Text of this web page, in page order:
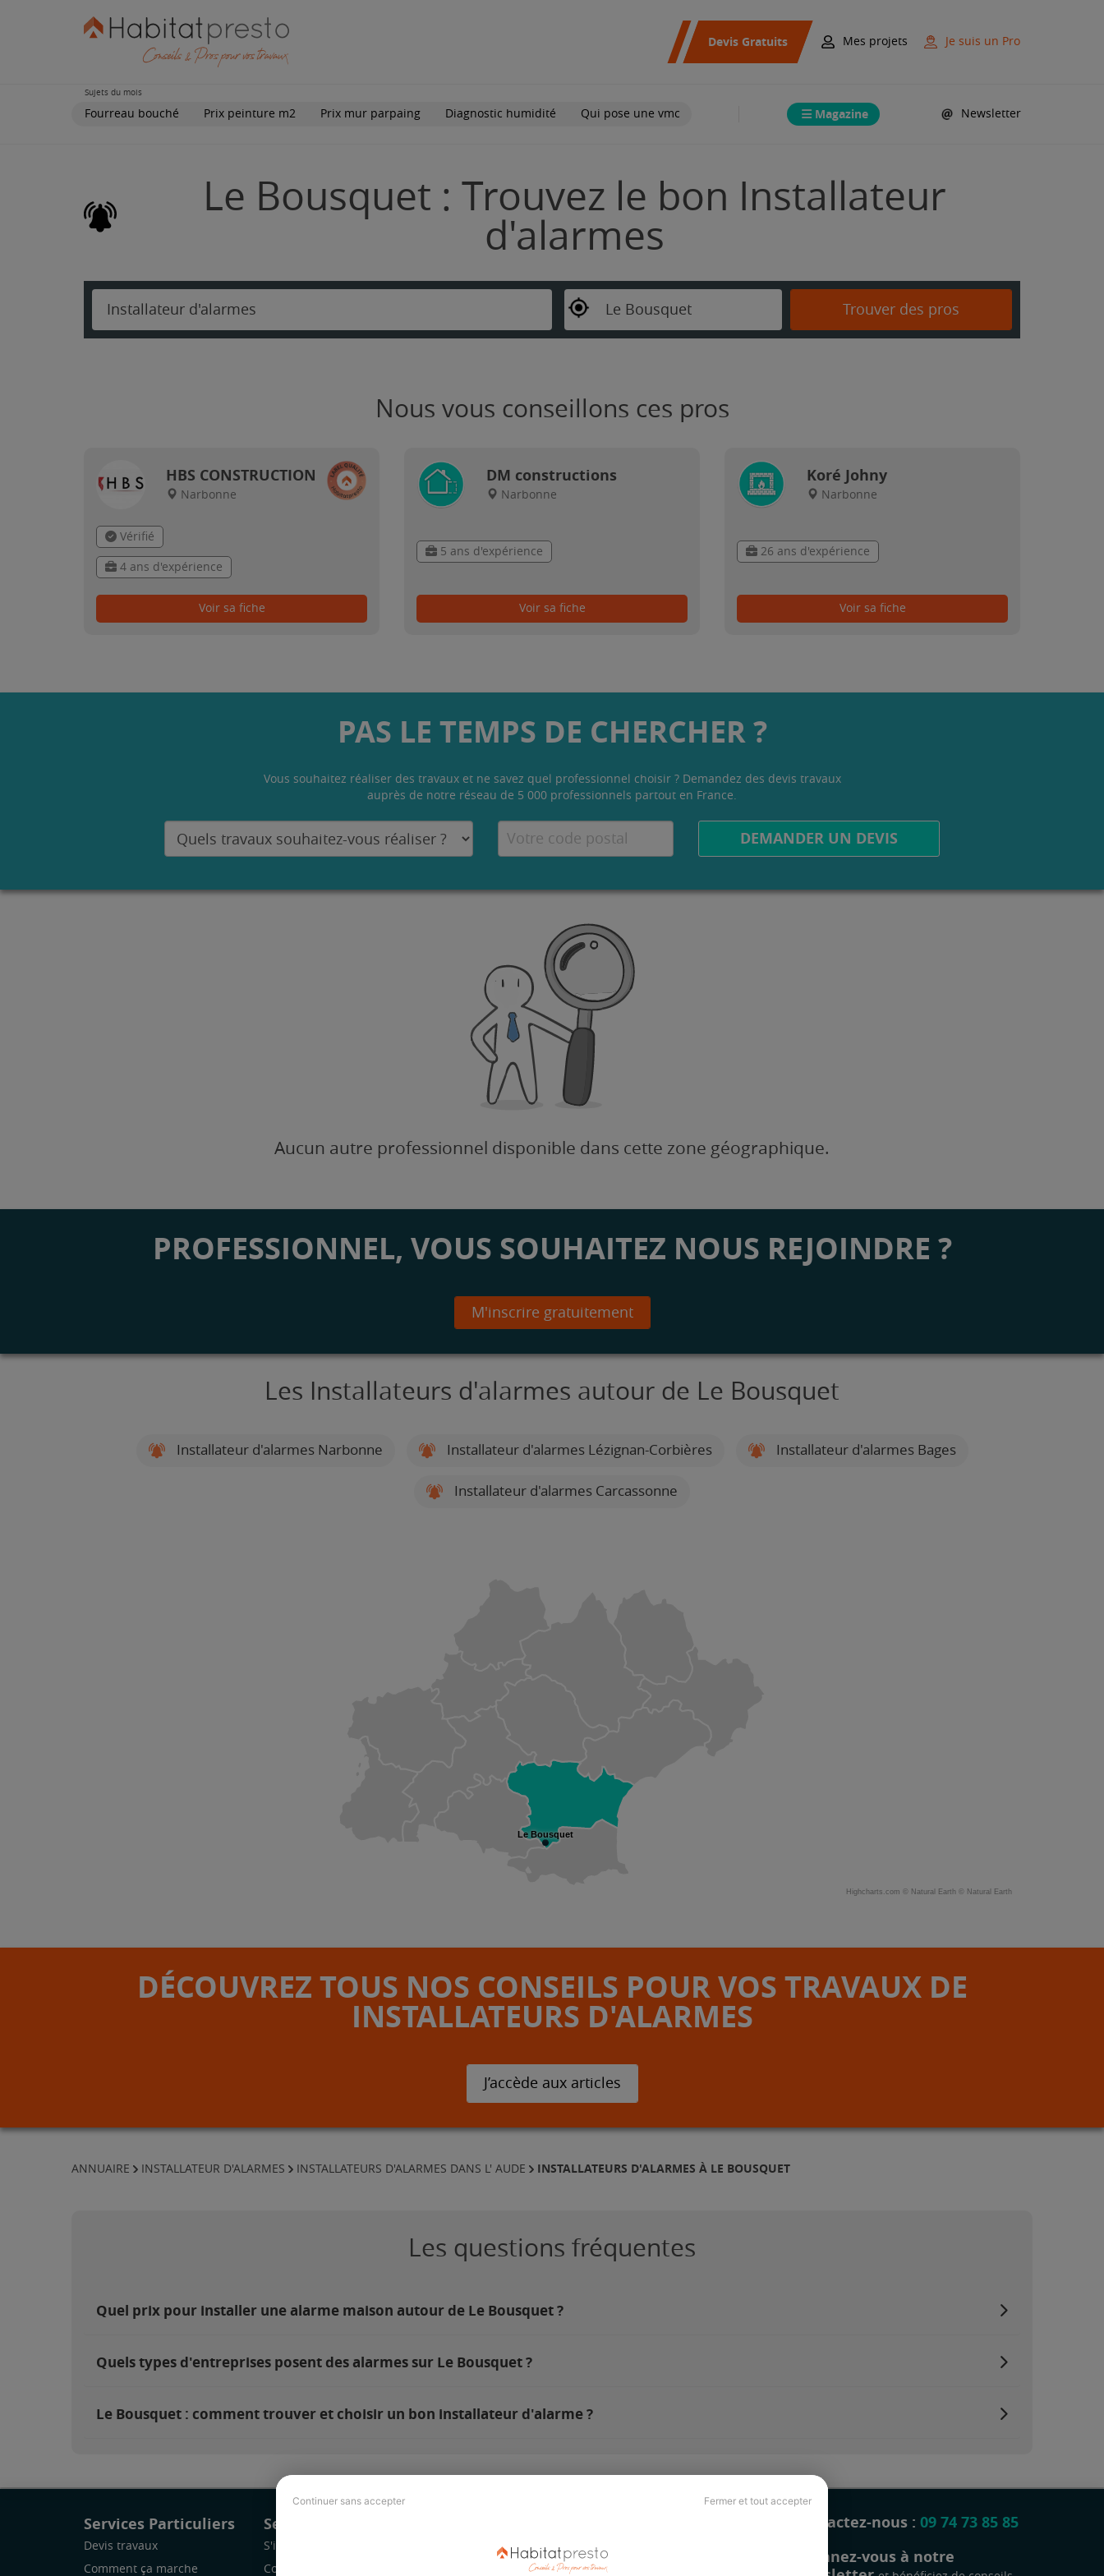
Continuer sans accepter Fermer et tout accepter
Devis Gratuits Mes projets Je suis un Pro
Sujets du mois
Fourreau bouché Prix peinture m2 Prix mur parpaing Diagnostic humidité Qui pose une vmc Magazine Newsletter
Le Bousquet : Trouvez le bon Installateur
d'alarmes
Installateur d'alarmes Le Bousquet Trouver des pros
Nous vous conseillons ces pros
HBS CONSTRUCTION
Narbonne
Vérifié
4 ans d'expérience
Voir sa fiche
DM constructions
Narbonne
5 ans d'expérience
Voir sa fiche
Koré Johny
Narbonne
26 ans d'expérience
Voir sa fiche
PAS LE TEMPS DE CHERCHER ?
Vous souhaitez réaliser des travaux et ne savez quel professionnel choisir ? Demandez des devis travaux
auprès de notre réseau de 5 000 professionnels partout en France.
DEMANDER UN DEVIS
Aucun autre professionnel disponible dans cette zone géographique.
PROFESSIONNEL, VOUS SOUHAITEZ NOUS REJOINDRE ?
M'inscrire gratuitement
Les Installateurs d'alarmes autour de Le Bousquet
Installateur d'alarmes Narbonne Installateur d'alarmes Lézignan-Corbières Installateur d'alarmes Bages
Installateur d'alarmes Carcassonne
Le Bousquet
Highcharts.com © Natural Earth © Natural Earth
DÉCOUVREZ TOUS NOS CONSEILS POUR VOS TRAVAUX DE
INSTALLATEURS D'ALARMES
J’accède aux articles
ANNUAIRE INSTALLATEUR D'ALARMES INSTALLATEURS D'ALARMES DANS L' AUDE INSTALLATEURS D'ALARMES À LE BOUSQUET
Les questions fréquentes
Quel prix pour installer une alarme maison autour de Le Bousquet ?
Quels types d'entreprises posent des alarmes sur Le Bousquet ?
Le Bousquet : comment trouver et choisir un bon installateur d'alarme ?
Services Particuliers
Devis travaux
Comment ça marche
Services Pro
S'inscrire
Comment ça marche
Revue de presse
Contactez-nous : 09 74 73 85 85
Abonnez-vous à notre